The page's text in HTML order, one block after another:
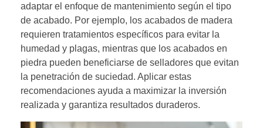
adaptar el enfoque de mantenimiento según el tipo
de acabado. Por ejemplo, los acabados de madera
requieren tratamientos específicos para evitar la
humedad y plagas, mientras que los acabados en
piedra pueden beneficiarse de selladores que evitan
la penetración de suciedad. Aplicar estas
recomendaciones ayuda a maximizar la inversión
realizada y garantiza resultados duraderos.